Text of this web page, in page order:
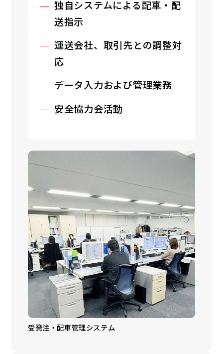
独自システムによる配車・配
送指示
運送会社、取引先との調整対
応
データ入力および管理業務
安全協力会活動
受発注・配車管理システム